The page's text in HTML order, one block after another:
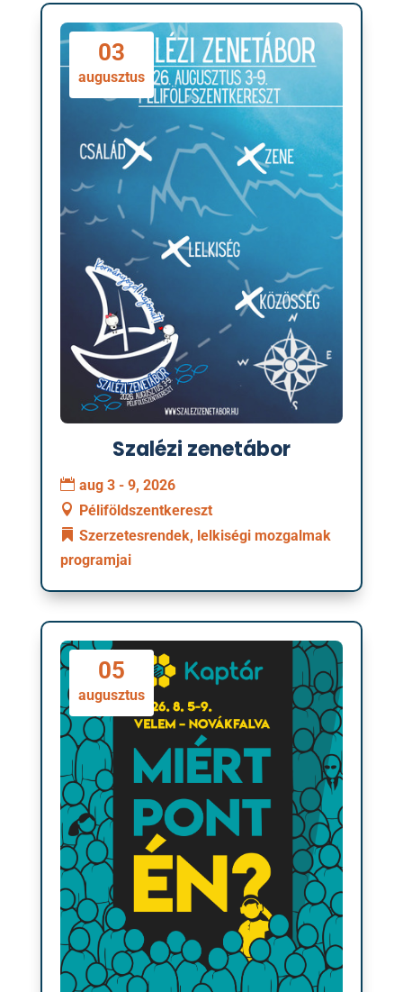
03
augusztus
Szalézi zenetábor
aug 3 - 9, 2026
Péliföldszentkereszt
Szerzetesrendek, lelkiségi mozgalmak
programjai
05
augusztus